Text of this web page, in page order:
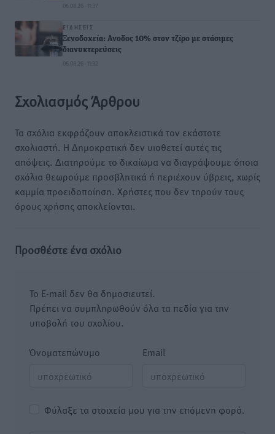
06.08.26 · 11:37
ΕΙΔΉΣΕΙΣ
Ξενοδοχεία: Ανοδος 10% στον τζίρο με στάσιμες
διανυκτερεύσεις
06.08.26 · 11:32
Σχολιασμός Άρθρου
Τα σχόλια εκφράζουν αποκλειστικά τον εκάστοτε
σχολιαστή. Η Δημοκρατική δεν υιοθετεί αυτές τις
απόψεις. Διατηρούμε το δικαίωμα να διαγράψουμε όποια
σχόλια θεωρούμε προσβλητικά ή περιέχουν ύβρεις, χωρίς
καμμία προειδοποίηση. Χρήστες που δεν τηρούν τους
όρους χρήσης αποκλείονται.
Προσθέστε ένα σχόλιο
Το E-mail δεν θα δημοσιευτεί.
Πρέπει να συμπληρωθούν όλα τα πεδία για την
υποβολή του σχολίου.
Όνοματεπώνυμο Email
Φύλαξε τα στοιχεία μου για την επόμενη φορά.